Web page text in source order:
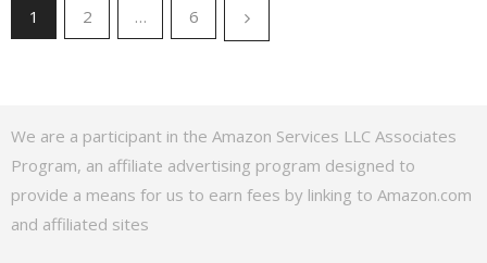
1 2 … 6
We are a participant in the Amazon Services LLC Associates
Program, an affiliate advertising program designed to
provide a means for us to earn fees by linking to Amazon.com
and affiliated sites